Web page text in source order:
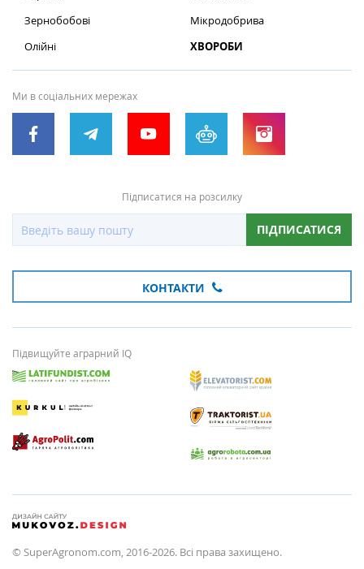
Зернобобові
Олійні
Мікродобрива
ХВОРОБИ
Ми в соціальних мережах
Підписатися на розсилку
ПІДПИСАТИСЯ
КОНТАКТИ
Підвищуйте аграрний IQ
© SuperAgronom.com, 2016-2026. Всі права захищено.